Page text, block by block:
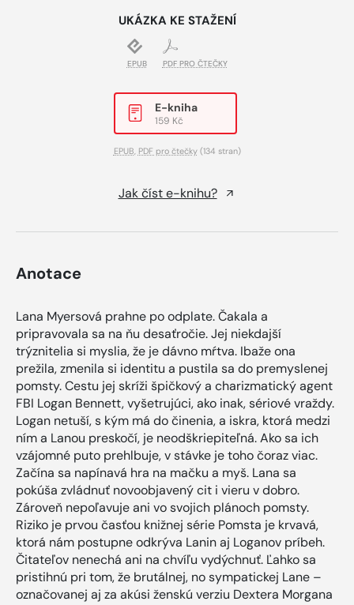
UKÁZKA KE STAŽENÍ
EPUB PDF PRO ČTEČKY
E-kniha
159 Kč
EPUB, PDF pro čtečky(134 stran)
Jak číst e-knihu?
Anotace
Lana Myersová prahne po odplate. Čakala a
pripravovala sa na ňu desaťročie. Jej niekdajší
trýznitelia si myslia, že je dávno mŕtva. Ibaže ona
prežila, zmenila si identitu a pustila sa do premyslenej
pomsty. Cestu jej skríži špičkový a charizmatický agent
FBI Logan Bennett, vyšetrujúci, ako inak, sériové vraždy.
Logan netuší, s kým má do činenia, a iskra, ktorá medzi
ním a Lanou preskočí, je neodškriepiteľná. Ako sa ich
vzájomné puto prehlbuje, v stávke je toho čoraz viac.
Začína sa napínavá hra na mačku a myš. Lana sa
pokúša zvládnuť novoobjavený cit i vieru v dobro.
Zároveň nepoľavuje ani vo svojich plánoch pomsty.
Riziko je prvou časťou knižnej série Pomsta je krvavá,
ktorá nám postupne odkrýva Lanin aj Loganov príbeh.
Čitateľov nenechá ani na chvíľu vydýchnuť. Ľahko sa
pristihnú pri tom, že brutálnej, no sympatickej Lane –
označovanej aj za akúsi ženskú verziu Dextera Morgana